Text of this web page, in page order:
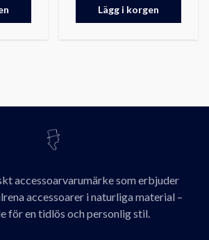
Lägg i korgen
accessoarvarumärke som erbjuder
accessoarer i naturliga material –
för en tidlös och personlig stil.